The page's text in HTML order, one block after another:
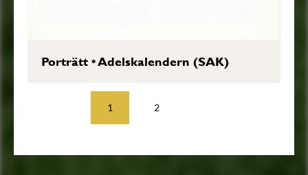
Porträtt•Adelskalendern (SAK)
1 2